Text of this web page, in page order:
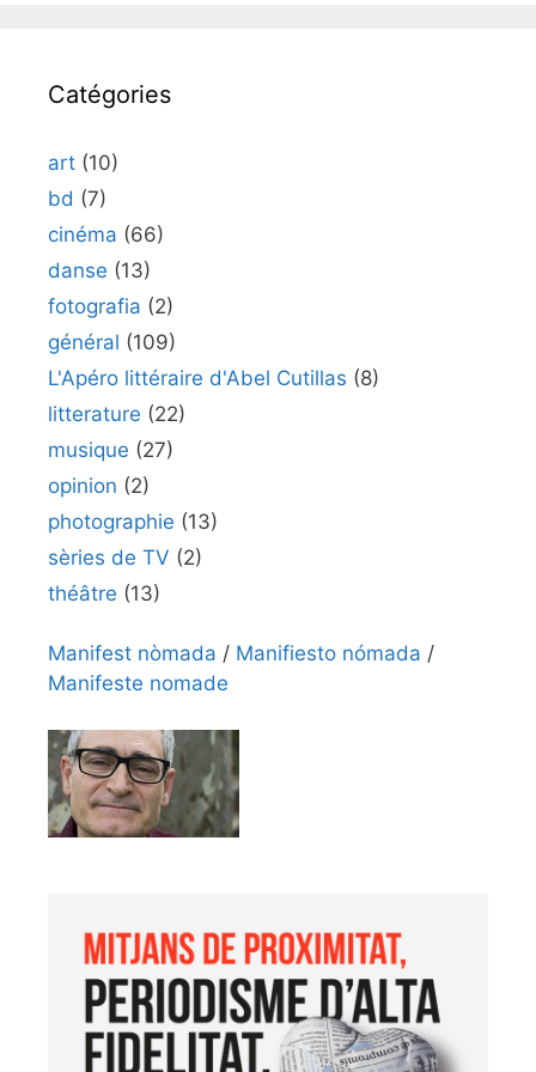
Catégories
art (10)
bd (7)
cinéma (66)
danse (13)
fotografia (2)
général (109)
L'Apéro littéraire d'Abel Cutillas (8)
litterature (22)
musique (27)
opinion (2)
photographie (13)
sèries de TV (2)
théâtre (13)
Manifest nòmada / Manifiesto nómada /
Manifeste nomade